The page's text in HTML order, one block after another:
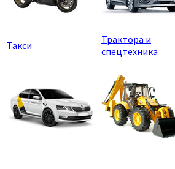
Такси
Трактора и
спецтехника